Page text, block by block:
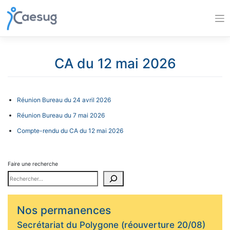
content
CA du 12 mai 2026
Réunion Bureau du 24 avril 2026
Réunion Bureau du 7 mai 2026
Compte-rendu du CA du 12 mai 2026
Faire une recherche
Nos permanences
Secrétariat du Polygone (réouverture 20/08)